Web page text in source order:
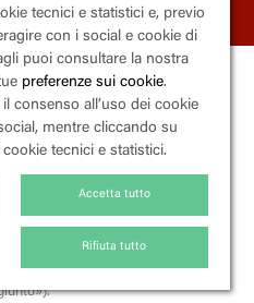
della Regione Campania
Napoli
03600290633 | codice
la fondazione applica losplit
1972, n. 633 («Istituzione e
tecnici e statistici e, previo
con i social e cookie di
puoi consultare la nostra
preferenze sui cookie.
consenso all’uso dei cookie
mentre cliccando su
tecnici e statistici.
Accetta tutto
Rifiuta tutto